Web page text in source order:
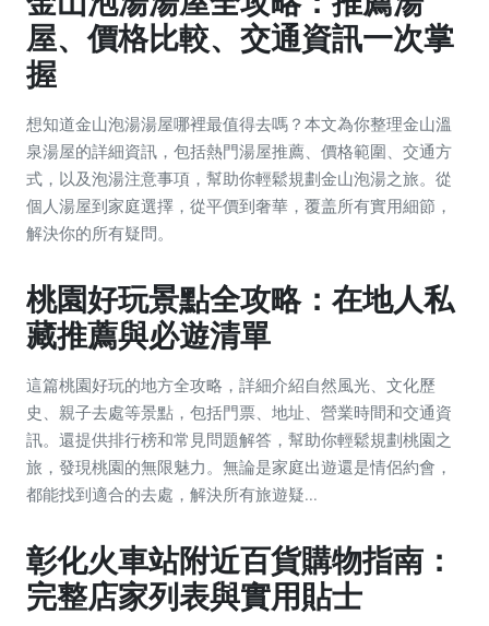
屋、價格比較、交通資訊一次掌
握
想知道金山泡湯湯屋哪裡最值得去嗎？本文為你整理金山溫
泉湯屋的詳細資訊，包括熱門湯屋推薦、價格範圍、交通方
式，以及泡湯注意事項，幫助你輕鬆規劃金山泡湯之旅。從
個人湯屋到家庭選擇，從平價到奢華，覆盖所有實用細節，
解決你的所有疑問。
桃園好玩景點全攻略：在地人私
藏推薦與必遊清單
這篇桃園好玩的地方全攻略，詳細介紹自然風光、文化歷
史、親子去處等景點，包括門票、地址、營業時間和交通資
訊。還提供排行榜和常見問題解答，幫助你輕鬆規劃桃園之
旅，發現桃園的無限魅力。無論是家庭出遊還是情侶約會，
都能找到適合的去處，解決所有旅遊疑...
彰化火車站附近百貨購物指南：
完整店家列表與實用貼士